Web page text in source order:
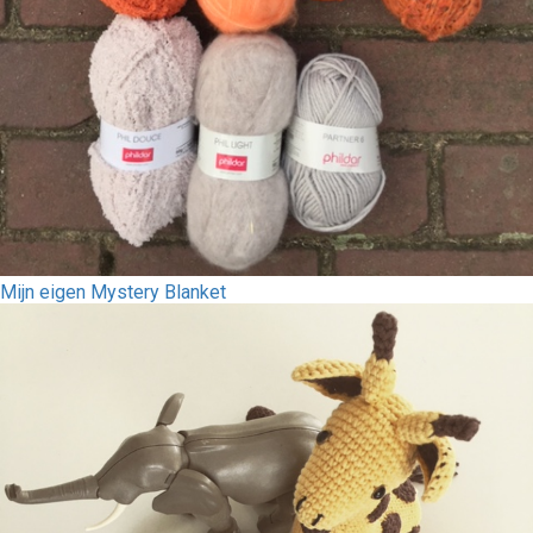
Mijn eigen Mystery Blanket